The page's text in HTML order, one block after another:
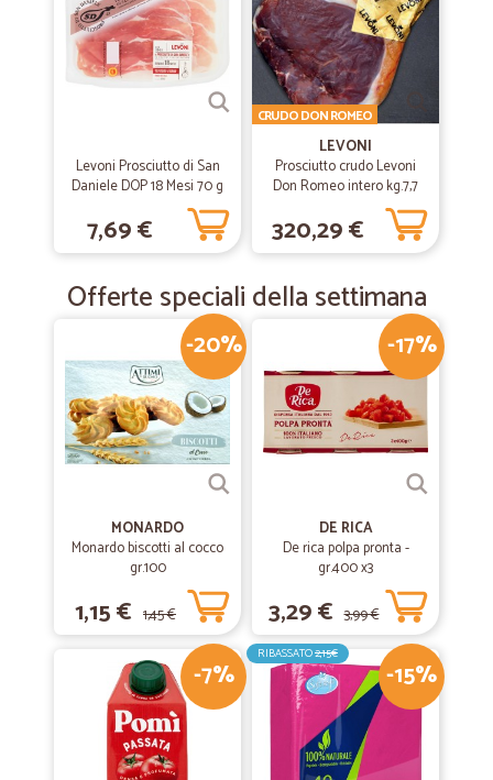
Levoni Prosciutto di San
Daniele DOP 18 Mesi 70 g
7,69 €
LEVONI
Prosciutto crudo Levoni
Don Romeo intero kg.7,7
circa stagionatura 24 mesi
CRUDO DON ROMEO
320,29 €
Offerte speciali della settimana
-20%
MONARDO
Monardo biscotti al cocco
gr.100
1,15 € 1,45 €
-17%
DE RICA
De rica polpa pronta -
gr.400 x3
3,29 € 3,99 €
-7% -15%
RIBASSATO2,15€